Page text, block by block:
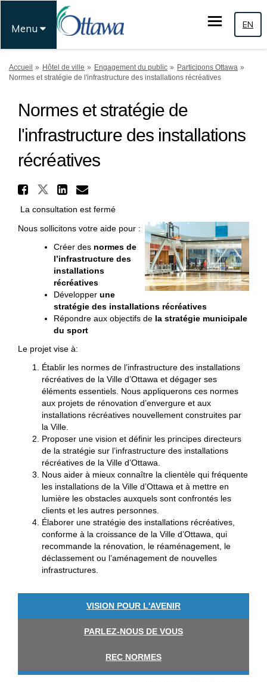
Menu EN
Vous êtes ici:
Accueil Hôtel de ville Engagement du public
Participons Ottawa
Normes et stratégie de l'infrastructure des installations récréatives
Normes et stratégie de
l'infrastructure des installations
récréatives
Partager Normes et
Partager Normes et
Partager Normes et
Courriel Normes et
La consultation est fermé
Nous sollicitons votre aide pour :
Créer des normes de
l’infrastructure des
installations
récréatives
Développer une
stratégie des installations récréatives
Répondre aux objectifs de la stratégie municipale
du sport
Le projet vise à:
Établir les normes de l’infrastructure des installations
récréatives de la Ville d’Ottawa et dégager ses
éléments essentiels. Nous appliquerons ces normes
aux projets de rénovation d’envergure et aux
installations récréatives nouvellement construites par
la Ville.
Proposer une vision et définir les principes directeurs
de la stratégie sur l’infrastructure des installations
récréatives de la Ville d’Ottawa.
Nous aider à mieux connaître la clientèle qui fréquente
les installations de la Ville d’Ottawa et à mettre en
lumière les obstacles auxquels sont confrontés les
clients et les autres personnes.
Élaborer une stratégie des installations récréatives,
conforme à la croissance de la Ville d’Ottawa, qui
recommande la rénovation, le réaménagement, le
déclassement ou l’aménagement de nouvelles
infrastructures.
VISION POUR L'AVENIR
PARLEZ-NOUS DE VOUS
REC NORMES